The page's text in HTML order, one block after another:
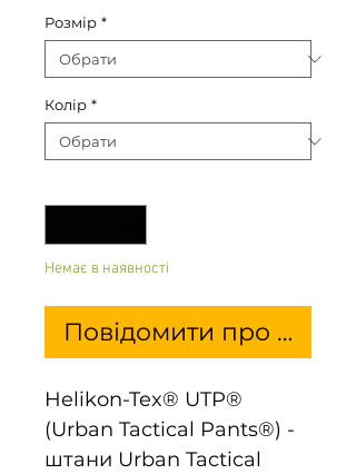
Розмір *
Колір *
Немає в наявності
Повідомити про
Helikon-Tex® UTP®
(Urban Tactical Pants®) -
штани Urban Tactical